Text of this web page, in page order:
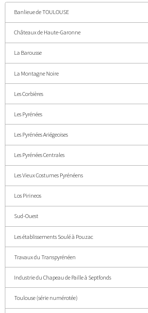
Banlieue de TOULOUSE
Châteaux de Haute-Garonne
La Barousse
La Montagne Noire
Les Corbières
Les Pyrénées
Les Pyrénées Ariégeoises
Les Pyrénées Centrales
Les Vieux Costumes Pyrénéens
Los Pirineos
Sud-Ouest
Les établissements Soulé à Pouzac
Travaux du Transpyrénéen
Industrie du Chapeau de Paille à Septfonds
Toulouse (série numérotée)